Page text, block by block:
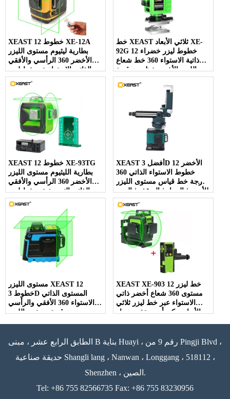
XEAST 12 خطوط XE-12A
بطارية ليثيوم مستوى الليزر
الأخضر 360 الرأسي والأفقي
الذاتي الإستواء عبر خط ليزر
خط XEAST ثلاثي الأبعاد XE-
92G 12 خطوط ليزر خضراء
ذاتية الاستواء 360 خط شعاع
الليزر الأخضر عظمى وقوية
XEAST 12 خطوط XE-93TG
بطارية الليثيوم مستوى الليزر
الأخضر 360 الرأسي والأفقي
الذاتي التسوية عبر خط ليزر
مستوى 3D
XEAST أفضل 3D الأخضر 12
خطوط الاستواء الذاتي 360
درجة خط قياس مستوى الليزر
للأرض / الجدار / السقف / الدرج
الديكور
مستوى الليزر XEAST 12
خطوط 3D المستوى الذاتي
الاستواء 360 الأفقي والرأسي
سوبر قوية مستوى الليزر
XEAST XE-903 12 خط ليزر
مستوى 360 شعاع أخضر ذاتي
الاستواء عبر خط ليزر ثلاثي
الأبعاد يمكن أن يستخدم جهاز
الطابق الرابع عشر ، مبنى B بناية Huayi ، رقم 9 من Pingji Blvd ،
حديقة صناعية Shangli lang ، Nanwan ، Longgang ، 518112 ،
Shenzhen ، الصين.
Tel: +86 755 82566735 Fax: +86 755 83230956